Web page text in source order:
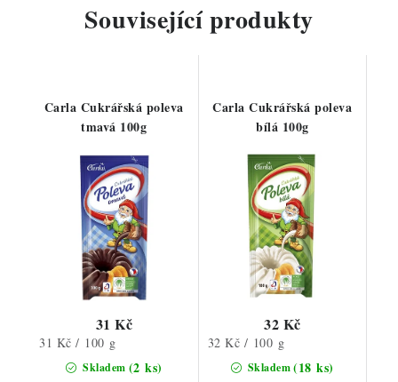
Související produkty
Carla Cukrářská poleva
tmavá 100g
Skladem (2 ks)
31 Kč
Měrná
31 Kč / 100 g
Carla Cukrářská poleva
bílá 100g
Skladem(18 ks)
32 Kč
Měrná
cena:
32 Kč / 100 g